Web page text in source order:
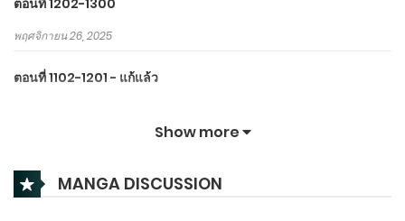
ตอนที่ 1202-1300
พฤศจิกายน 26, 2025
ตอนที่ 1102-1201 - แก้แล้ว
กันยายน 7, 2025
Show more
MANGA DISCUSSION